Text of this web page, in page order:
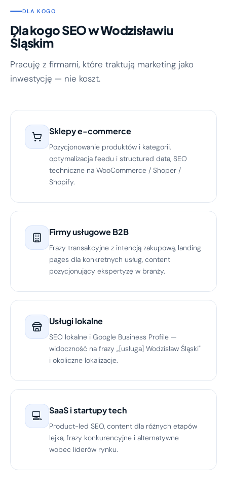
DLA KOGO
Dla kogo SEO w Wodzisławiu
Śląskim
Pracuję z firmami, które traktują marketing jako
inwestycję — nie koszt.
Sklepy e-commerce
Pozycjonowanie produktów i kategorii,
optymalizacja feedu i structured data, SEO
techniczne na WooCommerce / Shoper /
Shopify.
Firmy usługowe B2B
Frazy transakcyjne z intencją zakupową, landing
pages dla konkretnych usług, content
pozycjonujący ekspertyzę w branży.
Usługi lokalne
SEO lokalne i Google Business Profile —
widoczność na frazy „[usługa] Wodzisław Śląski"
i okoliczne lokalizacje.
💻 SaaS i startupy tech
Product-led SEO, content dla różnych etapów
lejka, frazy konkurencyjne i alternatywne
wobec liderów rynku.